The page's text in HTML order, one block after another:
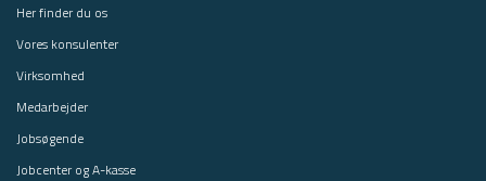
Her finder du os
Vores konsulenter
Virksomhed
Medarbejder
Jobsøgende
Jobcenter og A-kasse